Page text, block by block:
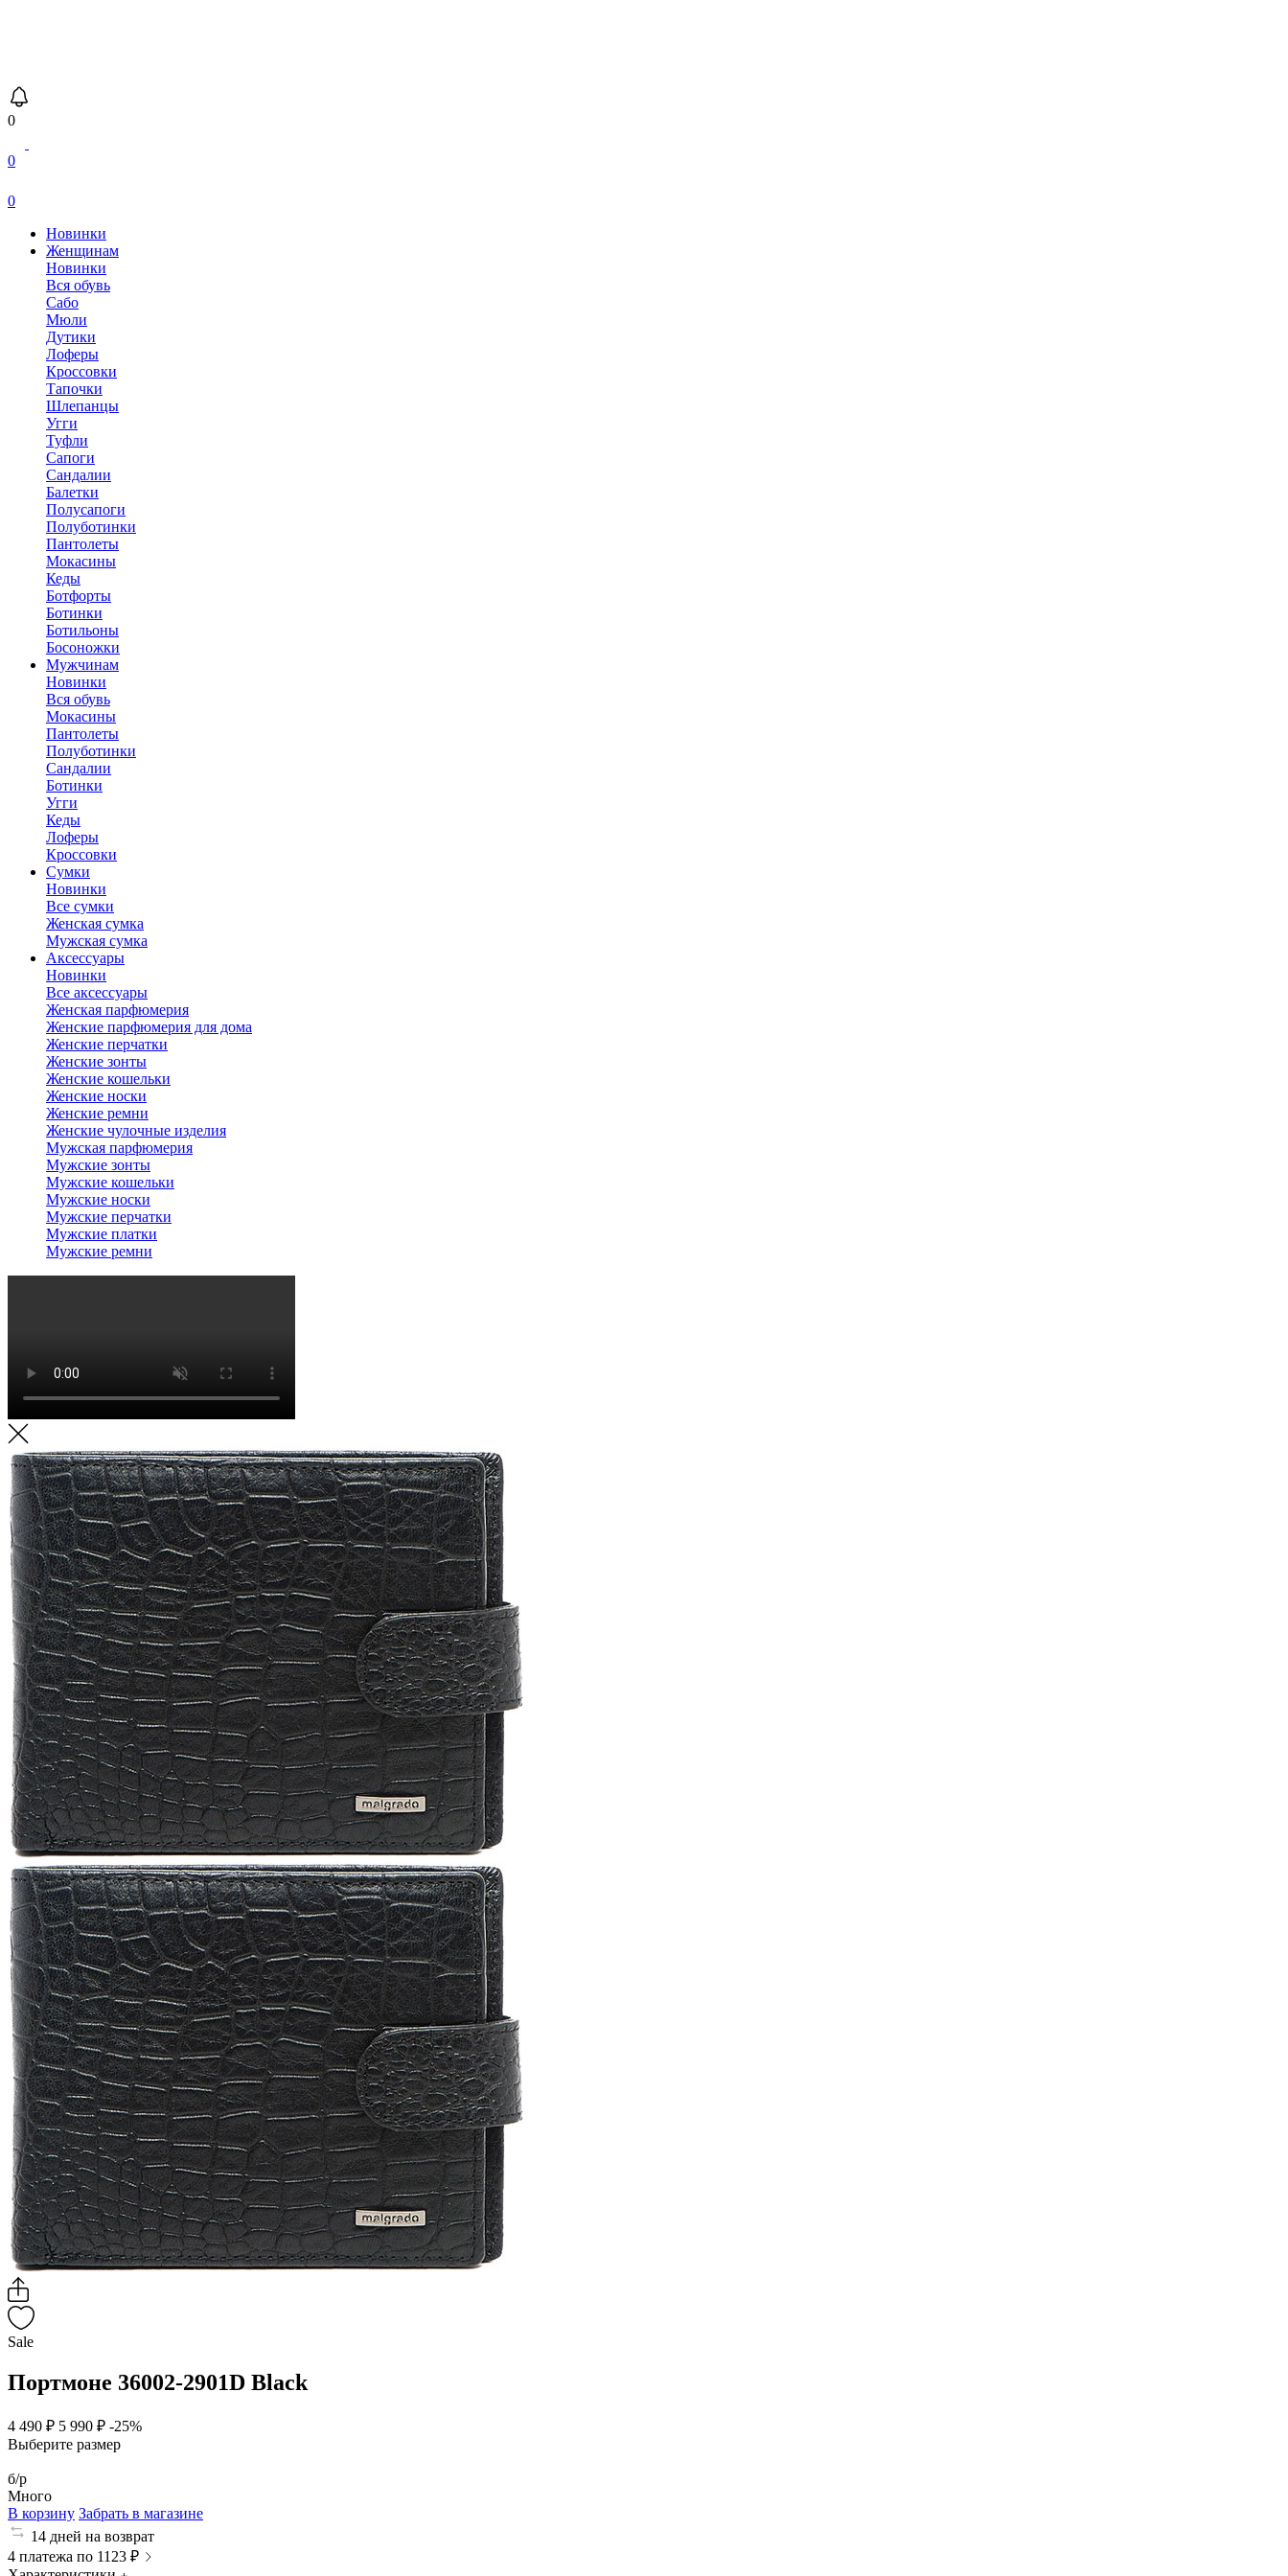
0
0
0
Новинки
Женщинам
Новинки
Вся обувь
Сабо
Мюли
Дутики
Лоферы
Кроссовки
Тапочки
Шлепанцы
Угги
Туфли
Сапоги
Сандалии
Балетки
Полусапоги
Полуботинки
Пантолеты
Мокасины
Кеды
Ботфорты
Ботинки
Ботильоны
Босоножки
Мужчинам
Новинки
Вся обувь
Мокасины
Пантолеты
Полуботинки
Сандалии
Ботинки
Угги
Кеды
Лоферы
Кроссовки
Сумки
Новинки
Все сумки
Женская сумка
Мужская сумка
Аксессуары
Новинки
Все аксессуары
Женская парфюмерия
Женские парфюмерия для дома
Женские перчатки
Женские зонты
Женские кошельки
Женские носки
Женские ремни
Женские чулочные изделия
Мужская парфюмерия
Мужские зонты
Мужские кошельки
Мужские носки
Мужские перчатки
Мужские платки
Мужские ремни
Sale
Портмоне 36002-2901D Black
4 490 ₽ 5 990 ₽ -25%
Выберите размер
б/р
Много
В корзину Забрать в магазине
14 дней на возврат
4 платежа по 1123 ₽